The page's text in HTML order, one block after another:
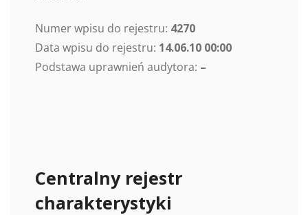
Numer wpisu do rejestru: 4270
Data wpisu do rejestru: 14.06.10 00:00
Podstawa uprawnień audytora: –
Centralny rejestr
charakterystyki